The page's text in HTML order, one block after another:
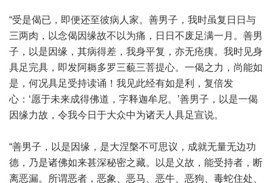
“受是偈已，即便还至彼病人家。善男子，我时虽复日日与
三两肉，以念偈因缘故不以为痛，日日不废足满一月。善男
子，以是因缘，其病得差，我身平复，亦无疮痍。我时见身
具足完具，即发阿耨多罗三藐三菩提心。一偈之力，尚能如
是，何况具足受持读诵！我见此经有如是利，复倍发
心：‘愿于未来成得佛道，字释迦牟尼。’善男子，以是一偈
因缘力故，令我今日于大众中为诸天人具足宣说。
“善男子，以是因缘，是大涅槃不可思议，成就无量无边功
德，乃是诸佛如来甚深秘密之藏。以是义故，能受持者，断
离恶漏。所谓恶者，恶象、恶马、恶牛、恶狗、毒蛇住处、